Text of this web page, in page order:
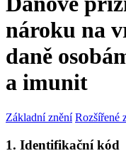
nároku na
daně
a imunit
Základní znění Rozšířené
1. Identifikační kód